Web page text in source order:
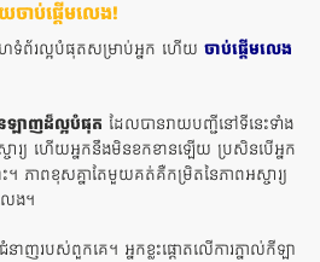
ាប់ផ្តើមលេង!
ហទំព័រល្អបំផុតសម្រាប់អ្នក ហើយ ចាប់ផ្តើមលេង
ាញដ៏ល្អបំផុត ដែលបានរាយបញ្ជីនៅទីនេះទាំង
រ្យ ហើយអ្នកនឹងមិនខកខានឡើយ ប្រសិនបើអ្នក
ាពខុសគ្នាតែមួយគត់គឺកម្រិតនៃភាពអស្ចារ្យ
េង។
ាញរបស់ពួកគេ។ អ្នកខ្លះផ្តោតលើការភ្នាល់កីឡា